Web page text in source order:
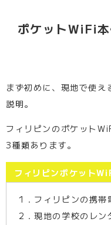
ポケットWiFi
まず初めに、現地で使
説明。
フィリピンのポケット
3種類あります。
フィリピンポケット
1．フィリピンの携帯
2．現地の学校のレン